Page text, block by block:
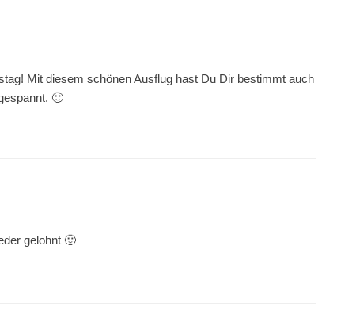
Mit diesem schönen Ausflug hast Du Dir bestimmt auch
🙂
gelohnt 🙂